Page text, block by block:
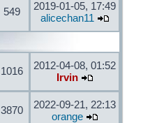
549
2019-01-05, 17:49
alicechan11
1016
2012-04-08, 01:52
Irvin
3870
2022-09-21, 22:13
orange